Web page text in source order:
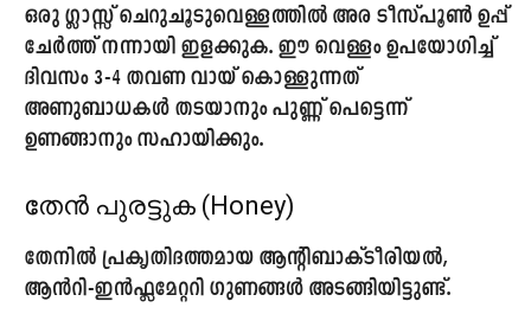
ഒരു ഗ്ലാസ്സ് ചെറുചൂടുവെള്ളത്തിൽ അര ടീസ്പൂൺ ഉപ്പ്
ചേർത്ത് നന്നായി ഇളക്കുക. ഈ വെള്ളം ഉപയോഗിച്ച്
ദിവസം 3-4 തവണ വായ് കൊള്ളുന്നത്
അണുബാധകൾ തടയാനും പുണ്ണ് പെട്ടെന്ന്
ഉണങ്ങാനും സഹായിക്കും.
തേൻ പുരട്ടുക (Honey)
തേനിൽ പ്രകൃതിദത്തമായ ആന്റിബാക്ടീരിയൽ,
ആൻറി-ഇൻഫ്ലമേറ്ററി ഗുണങ്ങൾ അടങ്ങിയിട്ടുണ്ട്.